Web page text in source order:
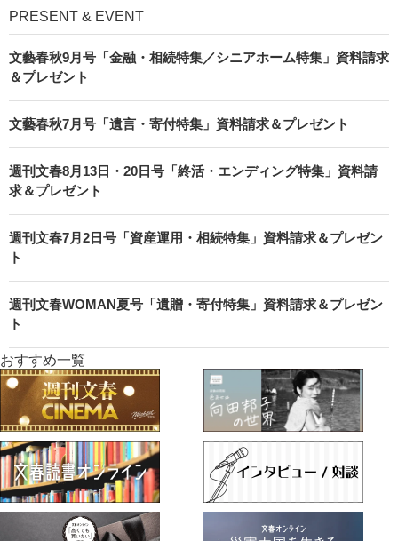
PRESENT & EVENT
文藝春秋9月号「金融・相続特集／シニアホーム特集」資料請求
＆プレゼント
文藝春秋7月号「遺言・寄付特集」資料請求＆プレゼント
週刊文春8月13日・20日号「終活・エンディング特集」資料請
求＆プレゼント
週刊文春7月2日号「資産運用・相続特集」資料請求＆プレゼン
ト
週刊文春WOMAN夏号「遺贈・寄付特集」資料請求＆プレゼン
ト
おすすめ一覧